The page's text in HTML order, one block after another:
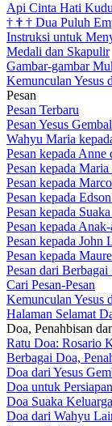
Api Cinta Hati
† † † Dua Puluh
Instruksi untuk
Medali dan Skapulir
Gambar-gambar
Kemunculan Yesus
Pesan
Pesan Terbaru
Pesan Yesus
Wahyu Maria
Pesan kepada
Pesan kepada
Pesan kepada
Pesan kepada
Pesan kepada
Pesan kepada
Pesan kepada John
Pesan kepada
Pesan dari Berbagai
Cari Pesan-Pesan
Kemunculan Yesus
Halaman Selamat
Doa, Penahbisan
Ratu Doa: Rosario
Berbagai Doa,
Doa dari Yesus
Doa untuk
Doa Suaka
Doa dari Wahyu